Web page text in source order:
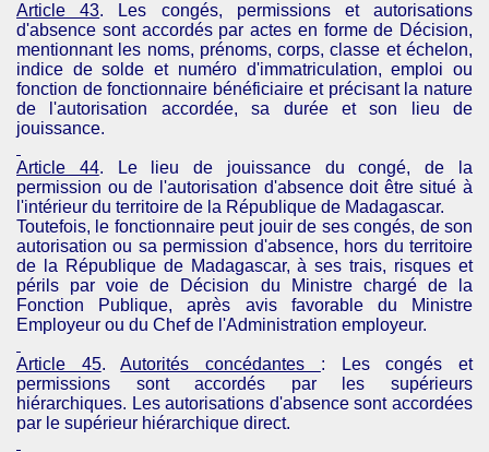
Article 43. Les congés, permissions et autorisations
d'absence sont accordés par actes en forme de Décision,
mentionnant les noms, prénoms, corps, classe et échelon,
indice de solde et numéro d'immatriculation, emploi ou
fonction de fonctionnaire bénéficiaire et précisant la nature
de l'autorisation accordée, sa durée et son lieu de
jouissance.
Article 44. Le lieu de jouissance du congé, de la
permission ou de l'autorisation d'absence doit être situé à
l'intérieur du territoire de la République de Madagascar.
Toutefois, le fonctionnaire peut jouir de ses congés, de son
autorisation ou sa permission d'absence, hors du territoire
de la République de Madagascar, à ses trais, risques et
périls par voie de Décision du Ministre chargé de la
Fonction Publique, après avis favorable du Ministre
Employeur ou du Chef de l'Administration employeur.
Article 45. Autorités concédantes : Les congés et
permissions sont accordés par les supérieurs
hiérarchiques. Les autorisations d'absence sont accordées
par le supérieur hiérarchique direct.